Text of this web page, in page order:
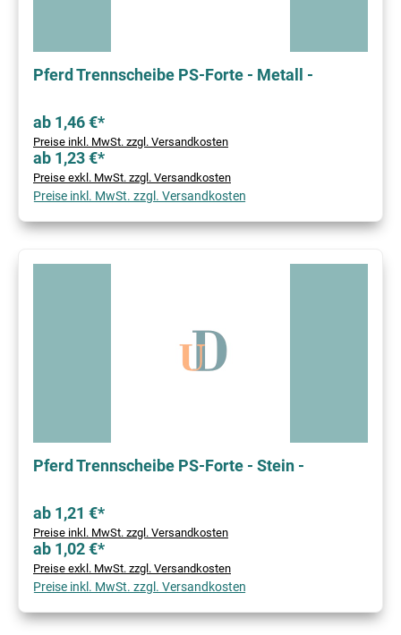
Pferd Trennscheibe PS-Forte - Metall -
ab 1,46 €*
Preise inkl. MwSt. zzgl. Versandkosten
ab 1,23 €*
Preise exkl. MwSt. zzgl. Versandkosten
Preise inkl. MwSt. zzgl. Versandkosten
Pferd Trennscheibe PS-Forte - Stein -
ab 1,21 €*
Preise inkl. MwSt. zzgl. Versandkosten
ab 1,02 €*
Preise exkl. MwSt. zzgl. Versandkosten
Preise inkl. MwSt. zzgl. Versandkosten